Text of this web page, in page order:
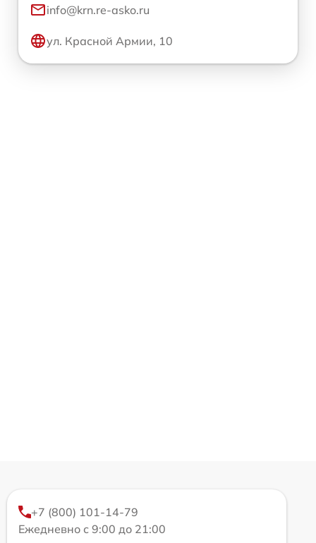
info@krn.re-asko.ru
ул. Красной Армии, 10
+7 (800) 101-14-79
Ежедневно с 9:00 до 21:00